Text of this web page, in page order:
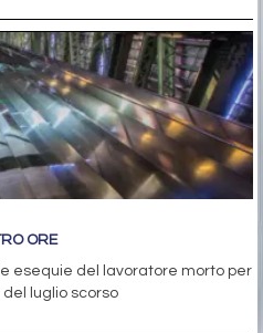
ORE
esequie del lavoratore morto per
luglio scorso